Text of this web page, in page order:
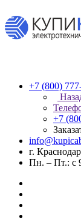
+7 (800)
+7
г.
Пн. – Пт.: с